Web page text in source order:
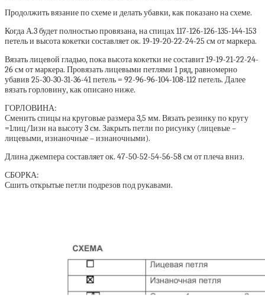
Продолжить вязание по схеме и делать убавки, как показано на схеме.
Когда А.3 будет полностью провязана, на спицах 117-126-126-135-144-153
петель и высота кокетки составляет ок. 19-19-20-22-24-25 см от маркера.
Вязать лицевой гладью, пока высота кокетки не составит 19-19-21-22-24-
26 см от маркера. Провязать лицевыми петлями 1 ряд, равномерно
убавив 25-30-30-31-36-41 петель = 92-96-96-104-108-112 петель. Далее
вязать горловину, как описано ниже.
ГОРЛОВИНА:
Сменить спицы на круговые размера 3,5 мм. Вязать резинку по кругу
=1лиц/1изн на высоту 3 см. Закрыть петли по рисунку (лицевые –
лицевыми, изнаночные – изнаночными).
Длина джемпера составляет ок. 47-50-52-54-56-58 см от плеча вниз.
СБОРКА:
Сшить открытые петли подрезов под рукавами.